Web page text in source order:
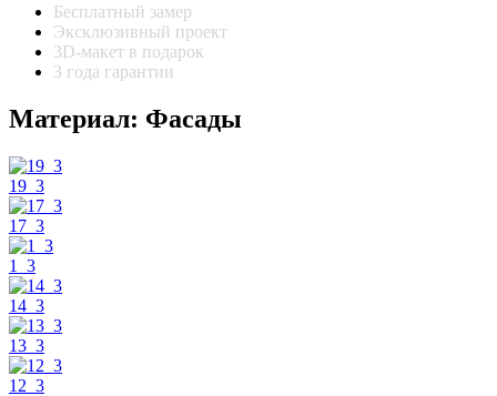
Бесплатный замер
Эксклюзивный проект
3D-макет в подарок
3 года гарантии
Материал: Фасады
19_3
17_3
1_3
14_3
13_3
12_3